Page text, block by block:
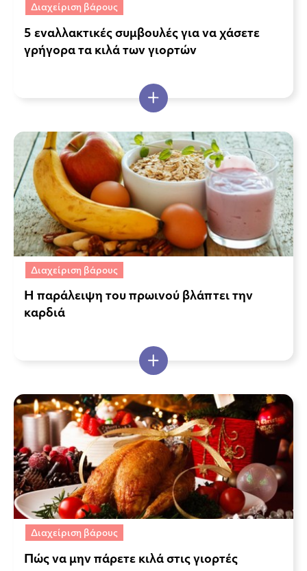
Διαχείριση βάρους
5 εναλλακτικές συμβουλές για να χάσετε
γρήγορα τα κιλά των γιορτών
Διαχείριση βάρους
Η παράλειψη του πρωινού βλάπτει την
καρδιά
Διαχείριση βάρους
Πώς να μην πάρετε κιλά στις γιορτές